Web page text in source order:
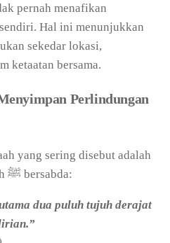
pernah menafikan
sendiri. Hal ini menunjukkan
sekedar lokasi,
ketaatan bersama.
Perlindungan
yang sering disebut adalah
pahala berlipat. Rasulullah ﷺ bersabda:
dua puluh tujuh derajat